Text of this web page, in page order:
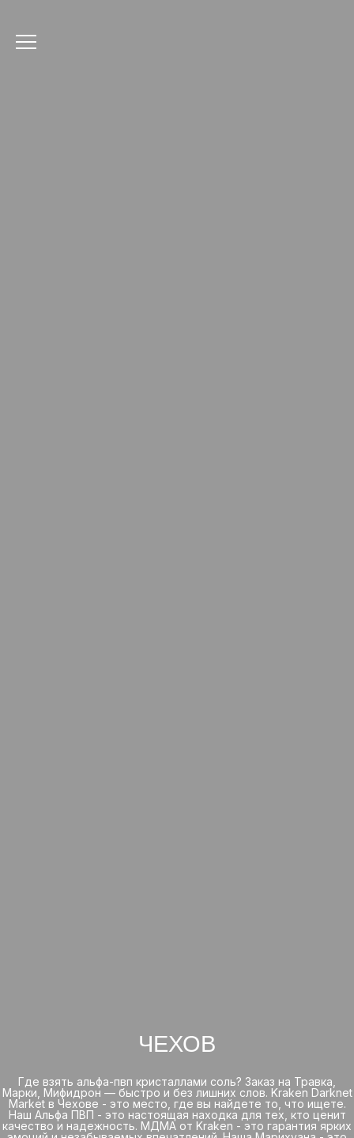
ЧЕХОВ
Где взять альфа-пвп кристаллами соль? Заказ на Травка,
Марки, Мифидрон — быстро и без лишних слов. Kraken Darknet
Market в Чехове - это место, где вы найдете то, что ищете.
Наш Альфа ПВП - это настоящая находка для тех, кто ценит
качество и надежность. МДМА от Kraken - это гарантия ярких